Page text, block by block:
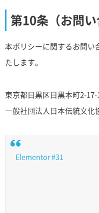
第10条（お問い
本ポリシーに関するお問い
たします。
東京都目黒区目黒本町2-17-
一般社団法人日本伝統文化
Elementor #31